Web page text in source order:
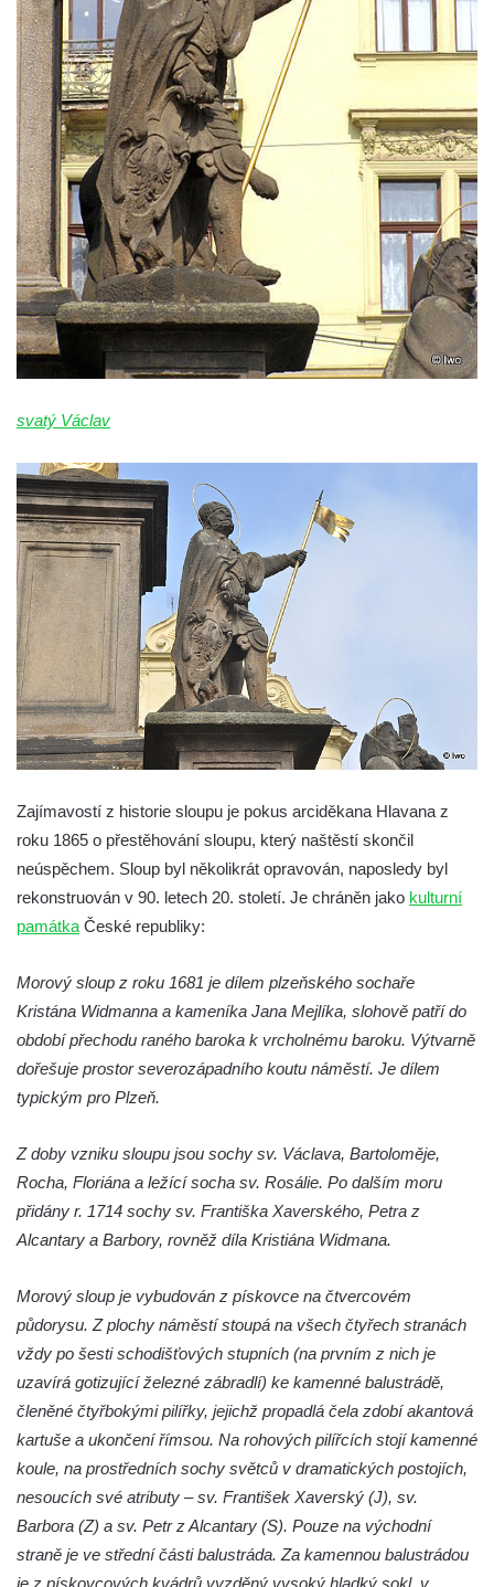
svatý Václav
Zajímavostí z historie sloupu je pokus arciděkana Hlavana z
roku 1865 o přestěhování sloupu, který naštěstí skončil
neúspěchem. Sloup byl několikrát opravován, naposledy byl
rekonstruován v 90. letech 20. století. Je chráněn jako kulturní
památka České republiky:
Morový sloup z roku 1681 je dílem plzeňského sochaře
Kristána Widmanna a kameníka Jana Mejlíka, slohově patří do
období přechodu raného baroka k vrcholnému baroku. Výtvarně
dořešuje prostor severozápadního koutu náměstí. Je dílem
typickým pro Plzeň.
Z doby vzniku sloupu jsou sochy sv. Václava, Bartoloměje,
Rocha, Floriána a ležící socha sv. Rosálie. Po dalším moru
přidány r. 1714 sochy sv. Františka Xaverského, Petra z
Alcantary a Barbory, rovněž díla Kristiána Widmana.
Morový sloup je vybudován z pískovce na čtvercovém
půdorysu. Z plochy náměstí stoupá na všech čtyřech stranách
vždy po šesti schodišťových stupních (na prvním z nich je
uzavírá gotizující železné zábradlí) ke kamenné balustrádě,
členěné čtyřbokými pilířky, jejichž propadlá čela zdobí akantová
kartuše a ukončení římsou. Na rohových pilířcích stojí kamenné
koule, na prostředních sochy světců v dramatických postojích,
nesoucích své atributy – sv. František Xaverský (J), sv.
Barbora (Z) a sv. Petr z Alcantary (S). Pouze na východní
straně je ve střední části balustráda. Za kamennou balustrádou
je z pískovcových kvádrů vyzděný vysoký hladký sokl, v